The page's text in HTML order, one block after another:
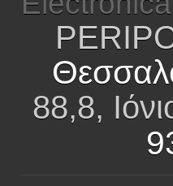
88,8,